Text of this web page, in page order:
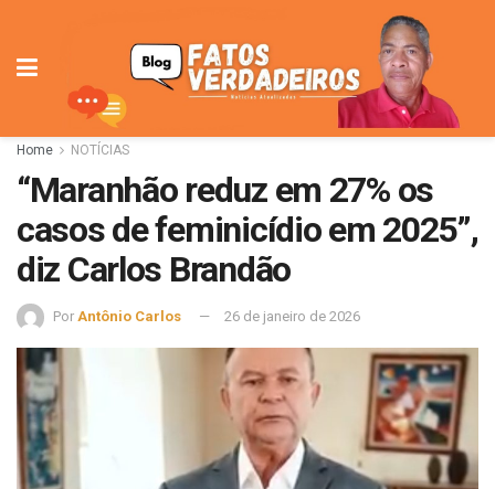
Home NOTÍCIAS
“Maranhão reduz em 27% os
casos de feminicídio em 2025”,
diz Carlos Brandão
Por Antônio Carlos 26 de janeiro de 2026